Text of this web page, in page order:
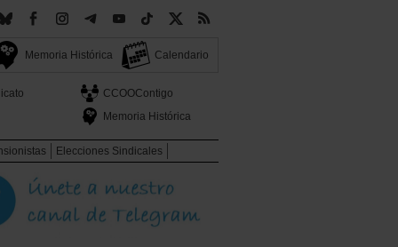
Memoria Histórica Calendario
CCOOContigo
Memoria Histórica
Elecciones Sindicales